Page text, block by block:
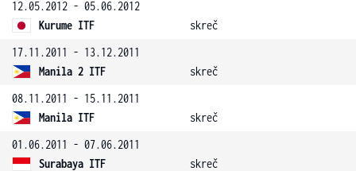
12.05.2012 - 05.06.2012
Kurume ITF
skreč
17.11.2011 - 13.12.2011
Manila 2 ITF
skreč
08.11.2011 - 15.11.2011
Manila ITF
skreč
01.06.2011 - 07.06.2011
Surabaya ITF
skreč